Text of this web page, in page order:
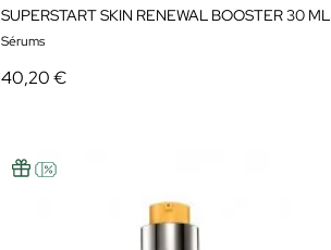
SUPERSTART SKIN RENEWAL BOOSTER 30 ML
Sérums
40,20 €